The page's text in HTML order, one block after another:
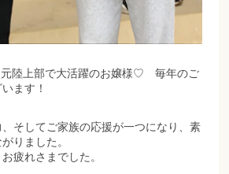
元陸上部で大活躍のお嬢様♡ 毎年のご
ます！
そしてご家族の応援が一つになり、素
りました。
疲れさまでした。